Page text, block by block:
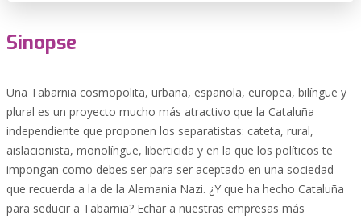
Sinopse
Una Tabarnia cosmopolita, urbana, española, europea, bilíngüe y
plural es un proyecto mucho más atractivo que la Cataluña
independiente que proponen los separatistas: cateta, rural,
aislacionista, monolíngüe, liberticida y en la que los políticos te
impongan como debes ser para ser aceptado en una sociedad
que recuerda a la de la Alemania Nazi. ¿Y que ha hecho Cataluña
para seducir a Tabarnia? Echar a nuestras empresas más